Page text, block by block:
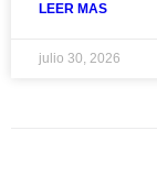
LEER MAS
julio 30, 2026